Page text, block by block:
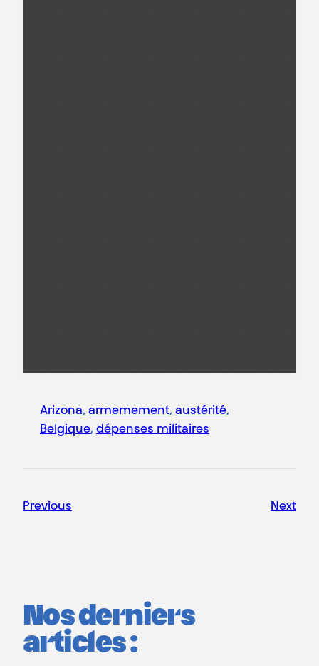
Arizona, armemement, austérité
Belgique, dépenses militaires
Previous Next
Nos derniers
articles :